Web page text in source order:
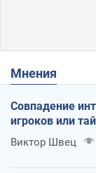
Мнения
Совпадение
игроков или
Виктор Швец